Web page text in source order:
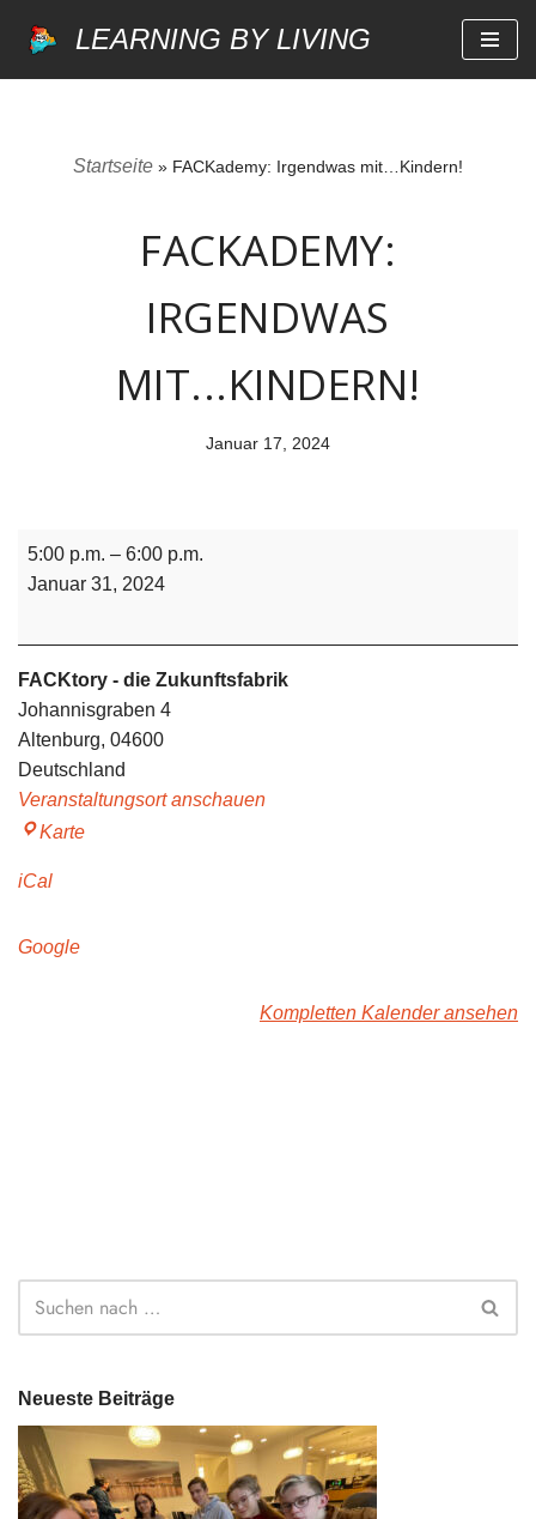
LEARNING BY LIVING
Startseite » FACKademy: Irgendwas mit…Kindern!
FACKADEMY:
IRGENDWAS
MIT...KINDERN!
Januar 17, 2024
5:00 p.m. – 6:00 p.m.
Januar 31, 2024
FACKtory - die Zukunftsfabrik
Johannisgraben 4
Altenburg, 04600
Deutschland
Veranstaltungsort anschauen
Karte
iCal
Google
Kompletten Kalender ansehen
Neueste Beiträge